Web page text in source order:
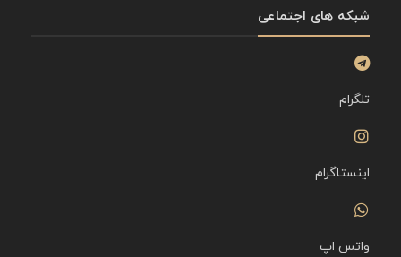
شبکه های اجتماعی
تلگرام
اینستاگرام
واتس اپ